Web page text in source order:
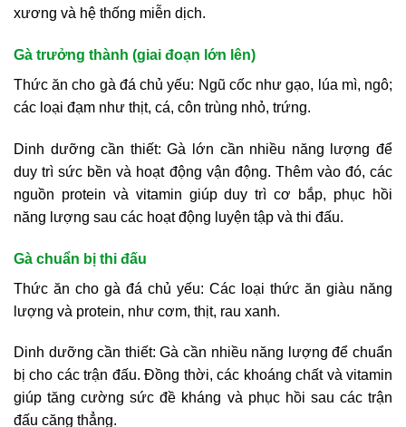
xương và hệ thống miễn dịch.
Gà trưởng thành (giai đoạn lớn lên)
Thức ăn cho gà đá chủ yếu: Ngũ cốc như gạo, lúa mì, ngô;
các loại đạm như thịt, cá, côn trùng nhỏ, trứng.
Dinh dưỡng cần thiết: Gà lớn cần nhiều năng lượng để
duy trì sức bền và hoạt động vận động. Thêm vào đó, các
nguồn protein và vitamin giúp duy trì cơ bắp, phục hồi
năng lượng sau các hoạt động luyện tập và thi đấu.
Gà chuẩn bị thi đấu
Thức ăn cho gà đá chủ yếu: Các loại thức ăn giàu năng
lượng và protein, như cơm, thịt, rau xanh.
Dinh dưỡng cần thiết: Gà cần nhiều năng lượng để chuẩn
bị cho các trận đấu. Đồng thời, các khoáng chất và vitamin
giúp tăng cường sức đề kháng và phục hồi sau các trận
đấu căng thẳng.